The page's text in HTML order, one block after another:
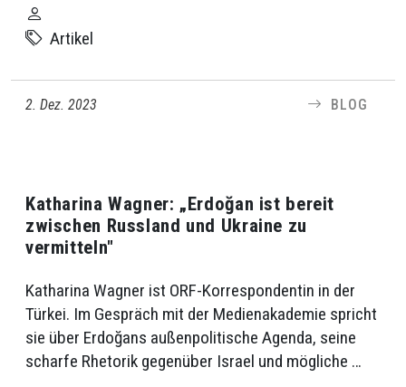
Artikel
2. Dez. 2023 BLOG
Katharina Wagner: „Erdoğan ist bereit
zwischen Russland und Ukraine zu
vermitteln"
Katharina Wagner ist ORF-Korrespondentin in der
Türkei. Im Gespräch mit der Medienakademie spricht
sie über Erdoğans außenpolitische Agenda, seine
scharfe Rhetorik gegenüber Israel und mögliche …